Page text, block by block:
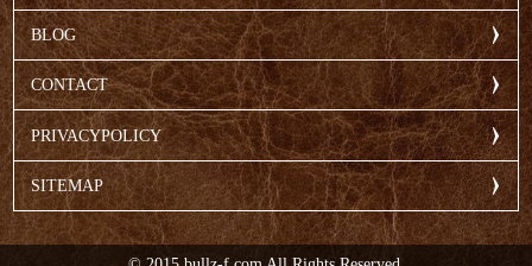
BLOG
CONTACT
PRIVACYPOLICY
SITEMAP